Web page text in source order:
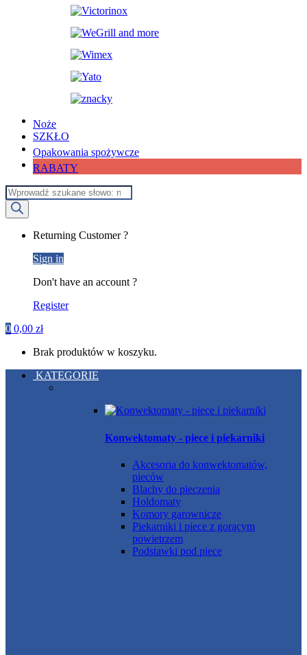
Noże
SZKŁO
Opakowania spożywcze
RABATY
Wyszukiwarka
produktów
Returning Customer ?
Sign in
Don't have an account ?
Register
0 0,00 zł
Brak produktów w koszyku.
KATEGORIE
Konwektomaty - piece i piekarniki
Akcesoria do konwektomatów,
pieców
Blachy do pieczenia
Holdomaty
Komory garownicze
Piekarniki i piece z gorącym
powietrzem
Podstawki pod piece